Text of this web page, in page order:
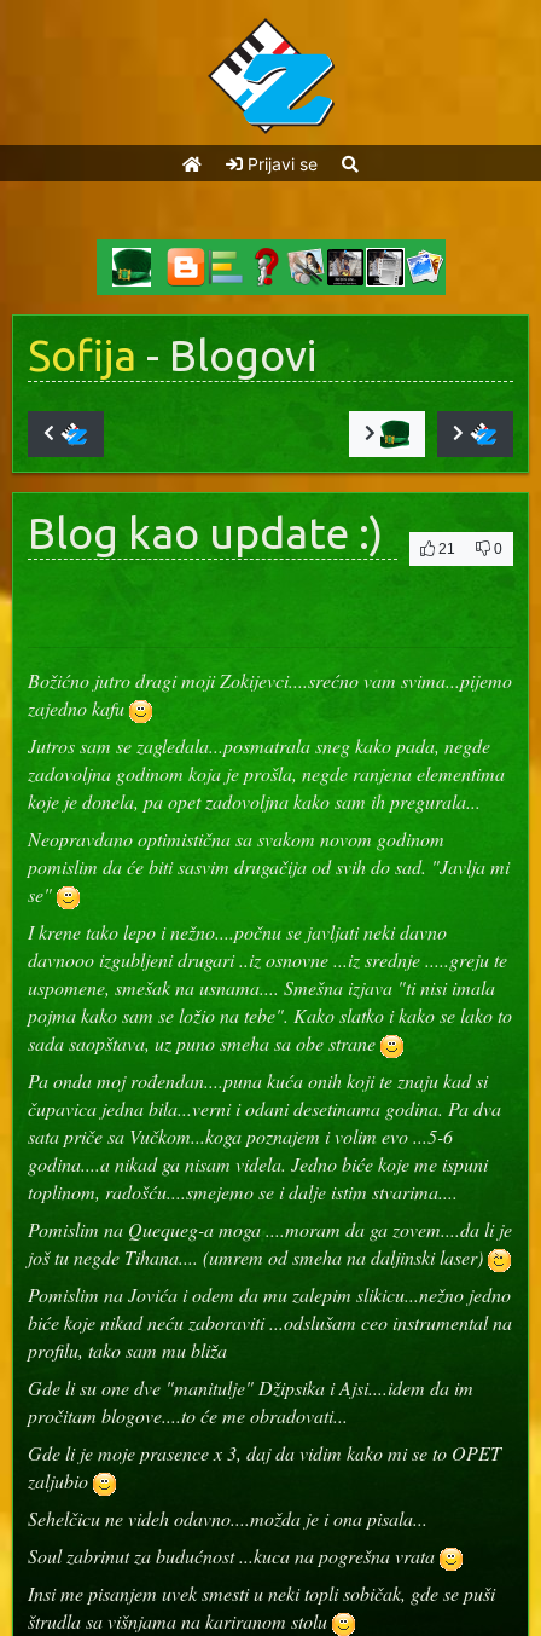
Prijavi se
Sofija - Blogovi
Blog kao update :) 21 0
Božićno jutro dragi moji Zokijevci....srećno vam svima...pijemo
zajedno kafu
Jutros sam se zagledala...posmatrala sneg kako pada, negde
zadovoljna godinom koja je prošla, negde ranjena elementima
koje je donela, pa opet zadovoljna kako sam ih pregurala...
Neopravdano optimistična sa svakom novom godinom
pomislim da će biti sasvim drugačija od svih do sad. "Javlja mi
se"
I krene tako lepo i nežno....počnu se javljati neki davno
davnooo izgubljeni drugari ..iz osnovne ...iz srednje .....greju te
uspomene, smešak na usnama.... Smešna izjava "ti nisi imala
pojma kako sam se ložio na tebe". Kako slatko i kako se lako to
sada saopštava, uz puno smeha sa obe strane
Pa onda moj rođendan....puna kuća onih koji te znaju kad si
čupavica jedna bila...verni i odani desetinama godina. Pa dva
sata priče sa Vučkom...koga poznajem i volim evo ...5-6
godina....a nikad ga nisam videla. Jedno biće koje me ispuni
toplinom, radošću....smejemo se i dalje istim stvarima....
Pomislim na Quequeg-a moga ....moram da ga zovem....da li je
još tu negde Tihana.... (umrem od smeha na daljinski laser)
Pomislim na Jovića i odem da mu zalepim slikicu...nežno jedno
biće koje nikad neću zaboraviti ...odslušam ceo instrumental na
profilu, tako sam mu bliža
Gde li su one dve "manitulje" Džipsika i Ajsi....idem da im
pročitam blogove....to će me obradovati...
Gde li je moje prasence x 3, daj da vidim kako mi se to OPET
zaljubio
Sehelčicu ne videh odavno....možda je i ona pisala...
Soul zabrinut za budućnost ...kuca na pogrešna vrata
Insi me pisanjem uvek smesti u neki topli sobičak, gde se puši
štrudla sa višnjama na kariranom stolu